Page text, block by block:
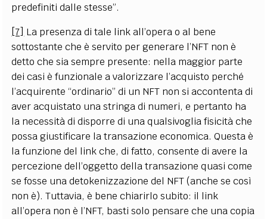
predefiniti dalle stesse”.
[7] La presenza di tale link all’opera o al bene
sottostante che è servito per generare l’NFT non è
detto che sia sempre presente: nella maggior parte
dei casi è funzionale a valorizzare l’acquisto perché
l’acquirente “ordinario” di un NFT non si accontenta di
aver acquistato una stringa di numeri, e pertanto ha
la necessità di disporre di una qualsivoglia fisicità che
possa giustificare la transazione economica. Questa è
la funzione del link che, di fatto, consente di avere la
percezione dell’oggetto della transazione quasi come
se fosse una detokenizzazione del NFT (anche se così
non è). Tuttavia, è bene chiarirlo subito: il link
all’opera non è l’NFT, basti solo pensare che una copia